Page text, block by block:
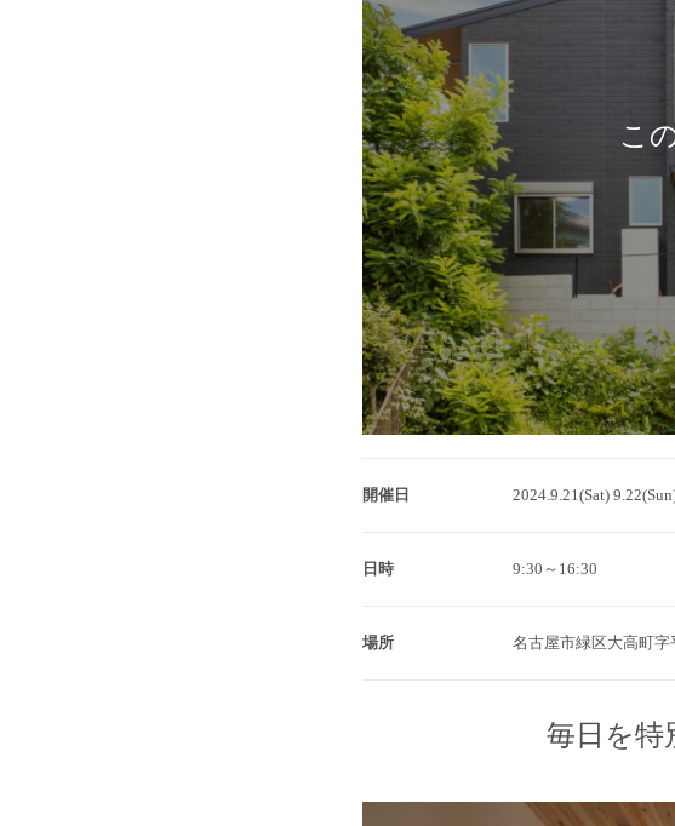
こ
開催日 2024.9.21(Sat)
日時 9:30～16:30
場所 名古屋市緑区大高町字
毎日を特